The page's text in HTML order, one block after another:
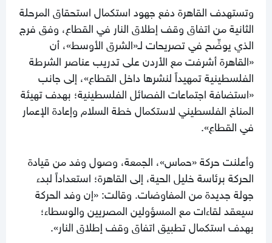
وتستهدف القاهرة دفع جهود استكمال استحقاق المرحلة
الثانية من اتفاق وقف إطلاق النار في القطاع، وفق فرج
الذي يوضِّح في تصريحات لـ«الشرق الأوسط»، أن
«القاهرة أشرفت مع الأردن على تدريب عناصر الشرطة
الفلسطينية تمهيداً لنشرها داخل القطاع»، إلى جانب
«استضافة اجتماعات الفصائل الفلسطينية؛ بهدف تهيئة
المناخ الفلسطيني لاستكمال خطة السلام وإعادة الإعمار
في القطاع».
وأعلنت حركة «حماس»، الجمعة، وصول وفد من قيادة
الحركة برئاسة خليل الحية، إلى القاهرة؛ استعداداً لبدء
جولة جديدة من المفاوضات. وقالت: «إن وفد الحركة
سيعقد لقاءات مع المسؤولين المصريين والوسطاء؛
بهدف استكمال تطبيق اتفاق وقف إطلاق النار».